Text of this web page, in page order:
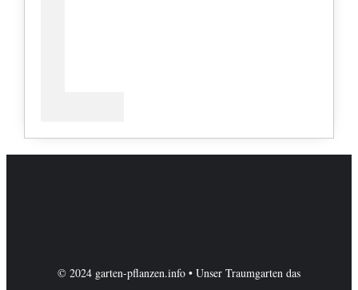
© 2024 garten-pflanzen.info • Unser Traumgarten das